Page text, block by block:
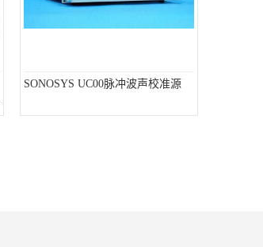
SONOSYS UC00脉冲波声校准源